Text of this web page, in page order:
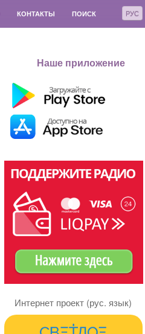
РУС
КОНТАКТЫ ПОИСК
Наше приложение
Интернет проект (рус. язык)